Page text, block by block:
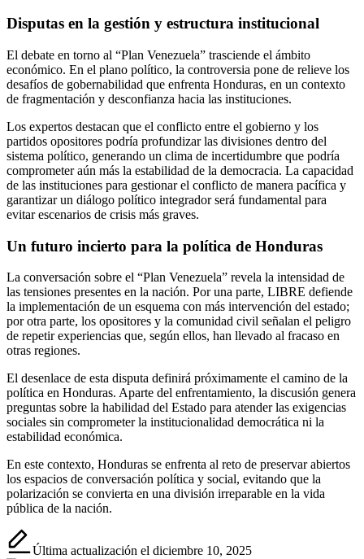
Disputas en la gestión y estructura institucional
El debate en torno al “Plan Venezuela” trasciende el ámbito
económico. En el plano político, la controversia pone de relieve los
desafíos de gobernabilidad que enfrenta Honduras, en un contexto
de fragmentación y desconfianza hacia las instituciones.
Los expertos destacan que el conflicto entre el gobierno y los
partidos opositores podría profundizar las divisiones dentro del
sistema político, generando un clima de incertidumbre que podría
comprometer aún más la estabilidad de la democracia. La capacidad
de las instituciones para gestionar el conflicto de manera pacífica y
garantizar un diálogo político integrador será fundamental para
evitar escenarios de crisis más graves.
Un futuro incierto para la política de Honduras
La conversación sobre el “Plan Venezuela” revela la intensidad de
las tensiones presentes en la nación. Por una parte, LIBRE defiende
la implementación de un esquema con más intervención del estado;
por otra parte, los opositores y la comunidad civil señalan el peligro
de repetir experiencias que, según ellos, han llevado al fracaso en
otras regiones.
El desenlace de esta disputa definirá próximamente el camino de la
política en Honduras. Aparte del enfrentamiento, la discusión genera
preguntas sobre la habilidad del Estado para atender las exigencias
sociales sin comprometer la institucionalidad democrática ni la
estabilidad económica.
En este contexto, Honduras se enfrenta al reto de preservar abiertos
los espacios de conversación política y social, evitando que la
polarización se convierta en una división irreparable en la vida
pública de la nación.
Última actualización el diciembre 10, 2025